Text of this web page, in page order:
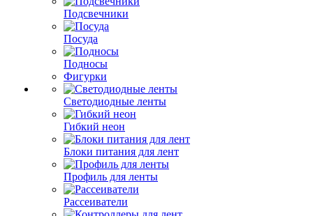
Подсвечники
Посуда
Подносы
Фигурки
Светодиодные ленты
Гибкий неон
Блоки питания для лент
Профиль для ленты
Рассеиватели